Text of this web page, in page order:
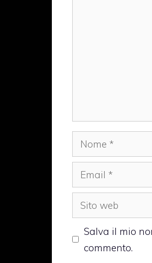
Nome
Email
Sito
web
Salva il mio
commento.